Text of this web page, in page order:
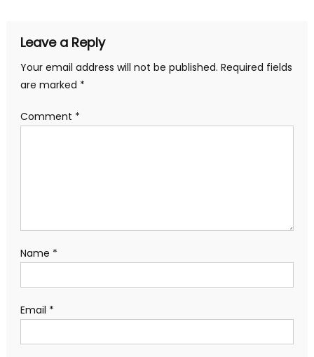
Leave a Reply
Your email address will not be published. Required fields
are marked *
Comment *
Name *
Email *